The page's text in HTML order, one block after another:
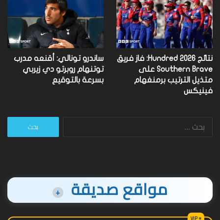
نتائج Hundred 2026: فاز فريق
Southern Brave على
متذيل الترتيب برمنغهام
فينيكس
ساندرو تونالي: أقنعه مدرب
توتنهام روبرتو دي زيربي
بسرعة بالتوقيع
البحث
مواقع صديقة +